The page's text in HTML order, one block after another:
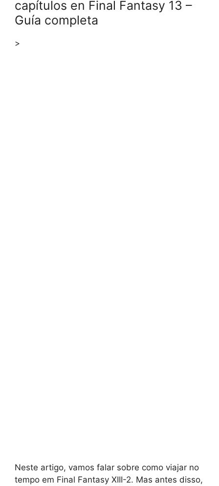
capítulos en Final Fantasy 13 –
Guía completa
>
Neste artigo, vamos falar sobre como viajar no
tempo em Final Fantasy XIII-2. Mas antes disso,